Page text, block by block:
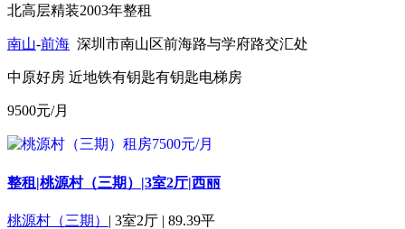
北高层精装2003年整租
南山-前海 深圳市南山区前海路与学府路交汇处
中原好房 近地铁有钥匙有钥匙电梯房
9500元/月
整租|桃源村（三期）|3室2厅|西丽
桃源村（三期） | 3室2厅 | 89.39平